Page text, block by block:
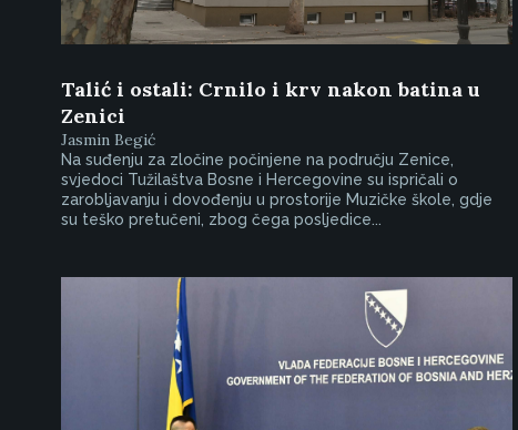
Talić i ostali: Crnilo i krv nakon batina u
Zenici
Jasmin Begić
Na suđenju za zločine počinjene na području Zenice,
svjedoci Tužilaštva Bosne i Hercegovine su ispričali o
zarobljavanju i dovođenju u prostorije Muzičke škole, gdje
su teško pretučeni, zbog čega posljedice...